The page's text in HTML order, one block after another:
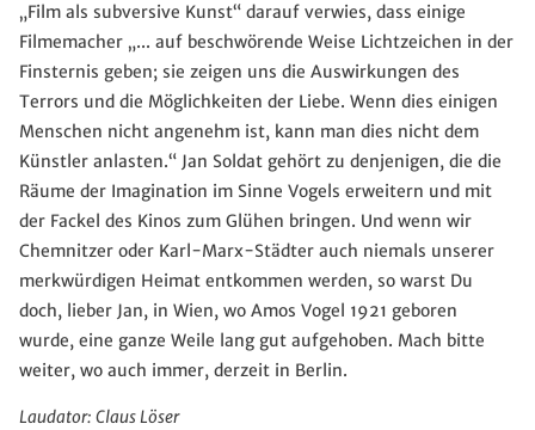
„Film als subversive Kunst“ darauf verwies, dass einige
Filmemacher „... auf beschwörende Weise Lichtzeichen in der
Finsternis geben; sie zeigen uns die Auswirkungen des
Terrors und die Möglichkeiten der Liebe. Wenn dies einigen
Menschen nicht angenehm ist, kann man dies nicht dem
Künstler anlasten.“ Jan Soldat gehört zu denjenigen, die die
Räume der Imagination im Sinne Vogels erweitern und mit
der Fackel des Kinos zum Glühen bringen. Und wenn wir
Chemnitzer oder Karl-Marx-Städter auch niemals unserer
merkwürdigen Heimat entkommen werden, so warst Du
doch, lieber Jan, in Wien, wo Amos Vogel 1921 geboren
wurde, eine ganze Weile lang gut aufgehoben. Mach bitte
weiter, wo auch immer, derzeit in Berlin.
Laudator: Claus Löser